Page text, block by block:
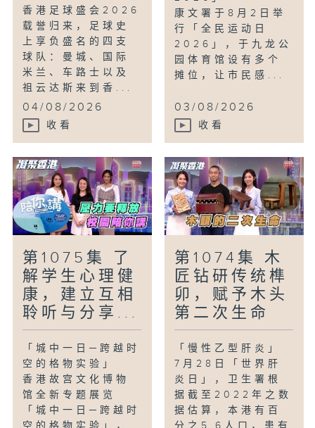
香港足球盛会2026
载誉归来，足球史
上享负盛名的四支
球队：曼城、国际
米兰、车路士以及
祖云达斯来到香...
04/08/2026
收看
康文署于8月2日举
行「全民运动日
2026」，于九龙公
园体育馆设有多个
摊位，让市民感...
03/08/2026
收看
第1075集 了
解学生心理健
康，建立互相
聆听与分享...
「城中一日─跨越时
空的格物实验」
香港故宫文化博物
馆全新专题展览
「城中一日─跨越时
第1074集 木
匠钻研传统榫
卯，赋予木头
第二次生命
「慢性乙型肝炎」
7月28日「世界肝
炎日」，卫生署根
据截至2022年之数
据估算，本港有百